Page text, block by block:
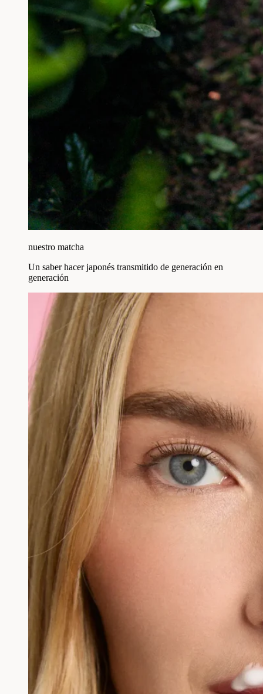
nuestro matcha
Un saber hacer japonés transmitido de generación en
generación